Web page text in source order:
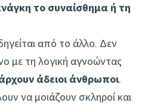
το συναίσθημα ή τη
από το άλλο. Δεν
με τη λογική αγνοώντας
άδειοι άνθρωποι.
να μοιάζουν σκληροί και